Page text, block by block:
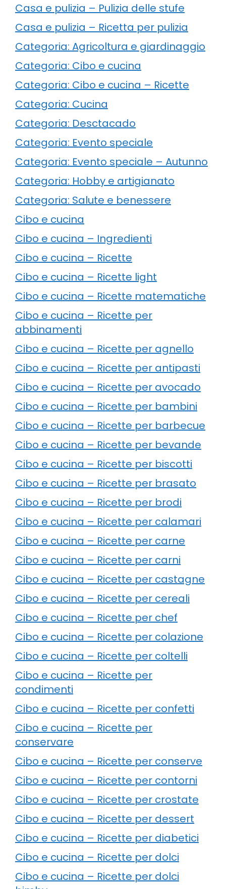
Casa e pulizia – Pulizia delle stufe
Casa e pulizia – Ricetta per pulizia
Categoria: Agricoltura e giardinaggio
Categoria: Cibo e cucina
Categoria: Cibo e cucina – Ricette
Categoria: Cucina
Categoria: Desctacado
Categoria: Evento speciale
Categoria: Evento speciale – Autunno
Categoria: Hobby e artigianato
Categoria: Salute e benessere
Cibo e cucina
Cibo e cucina – Ingredienti
Cibo e cucina – Ricette
Cibo e cucina – Ricette light
Cibo e cucina – Ricette matematiche
Cibo e cucina – Ricette per
abbinamenti
Cibo e cucina – Ricette per agnello
Cibo e cucina – Ricette per antipasti
Cibo e cucina – Ricette per avocado
Cibo e cucina – Ricette per bambini
Cibo e cucina – Ricette per barbecue
Cibo e cucina – Ricette per bevande
Cibo e cucina – Ricette per biscotti
Cibo e cucina – Ricette per brasato
Cibo e cucina – Ricette per brodi
Cibo e cucina – Ricette per calamari
Cibo e cucina – Ricette per carne
Cibo e cucina – Ricette per carni
Cibo e cucina – Ricette per castagne
Cibo e cucina – Ricette per cereali
Cibo e cucina – Ricette per chef
Cibo e cucina – Ricette per colazione
Cibo e cucina – Ricette per coltelli
Cibo e cucina – Ricette per
condimenti
Cibo e cucina – Ricette per confetti
Cibo e cucina – Ricette per
conservare
Cibo e cucina – Ricette per conserve
Cibo e cucina – Ricette per contorni
Cibo e cucina – Ricette per crostate
Cibo e cucina – Ricette per dessert
Cibo e cucina – Ricette per diabetici
Cibo e cucina – Ricette per dolci
Cibo e cucina – Ricette per dolci